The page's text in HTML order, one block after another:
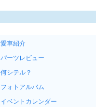
愛車紹介
パーツレビュー
何シテル？
フォトアルバム
イベントカレンダー